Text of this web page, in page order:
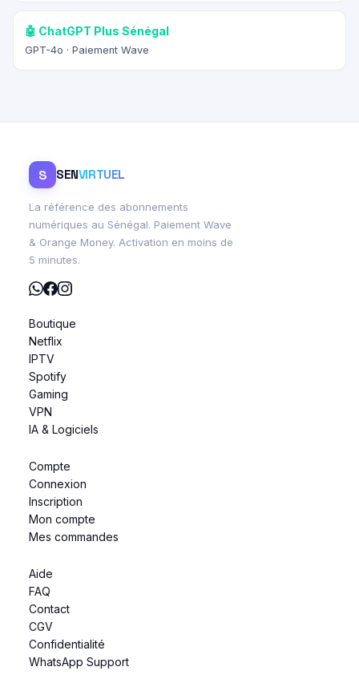
🤖 ChatGPT Plus Sénégal
GPT-4o · Paiement Wave
S SENVIRTUEL
La référence des abonnements
numériques au Sénégal. Paiement Wave
& Orange Money. Activation en moins de
5 minutes.
Boutique
Netflix
IPTV
Spotify
Gaming
VPN
IA & Logiciels
Compte
Connexion
Inscription
Mon compte
Mes commandes
Aide
FAQ
Contact
CGV
Confidentialité
WhatsApp Support